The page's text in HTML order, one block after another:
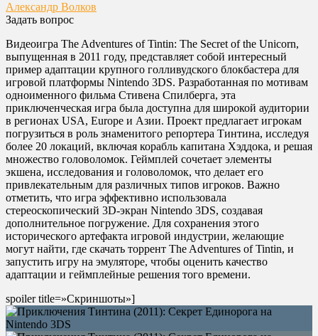
Александр Волков
Задать вопрос
Видеоигра The Adventures of Tintin: The Secret of the Unicorn,
выпущенная в 2011 году, представляет собой интересный
пример адаптации крупного голливудского блокбастера для
игровой платформы Nintendo 3DS. Разработанная по мотивам
одноименного фильма Стивена Спилберга, эта
приключенческая игра была доступна для широкой аудитории
в регионах USA, Europe и Азии. Проект предлагает игрокам
погрузиться в роль знаменитого репортера Тинтина, исследуя
более 20 локаций, включая корабль капитана Хэддока, и решая
множество головоломок. Геймплей сочетает элементы
экшена, исследования и головоломок, что делает его
привлекательным для различных типов игроков. Важно
отметить, что игра эффективно использовала
стереоскопический 3D-экран Nintendo 3DS, создавая
дополнительное погружение. Для сохранения этого
исторического артефакта игровой индустрии, желающие
могут найти, где скачать торрент The Adventures of Tintin, и
запустить игру на эмуляторе, чтобы оценить качество
адаптации и геймплейные решения того времени.
spoiler title=»Скриншоты»]